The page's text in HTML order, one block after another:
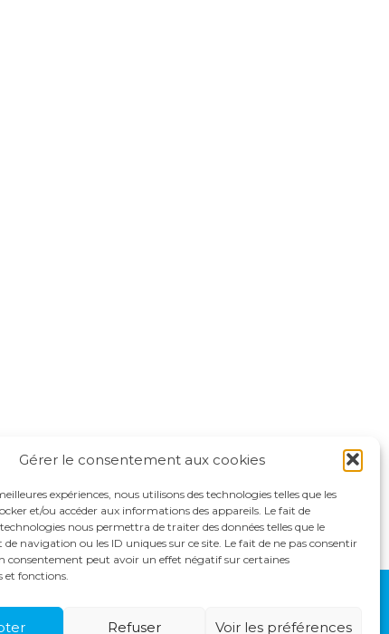
Gérer le consentement aux cookies
expériences, nous utilisons des technologies telles que les
et/ou accéder aux informations des appareils. Le fait de
nous permettra de traiter des données telles que le
navigation ou les ID uniques sur ce site. Le fait de ne pas consentir
consentement peut avoir un effet négatif sur certaines
et fonctions.
Refuser Voir les préférences
ACTUALITÉS